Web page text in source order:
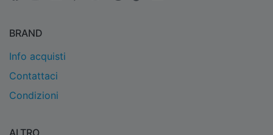
BRAND
Info acquisti
Contattaci
Condizioni
ALTRO